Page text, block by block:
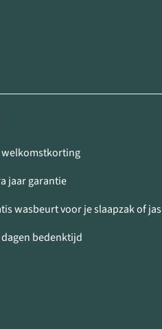
welkomstkorting
jaar garantie
wasbeurt voor je slaapzak of jas
dagen bedenktijd